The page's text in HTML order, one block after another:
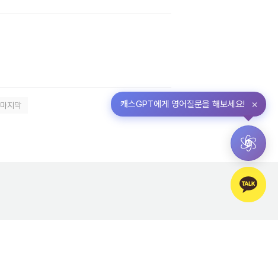
마지막 ×
캐스GPT에게 영어질문을 해보세요!